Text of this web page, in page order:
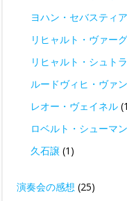
ヨハン・セバスティ
リヒャルト・ヴァー
リヒャルト・シュト
ルードヴィヒ・ヴァ
レオー・ヴェイネル
ロベルト・シューマン
久石譲 (1)
演奏会の感想 (25)